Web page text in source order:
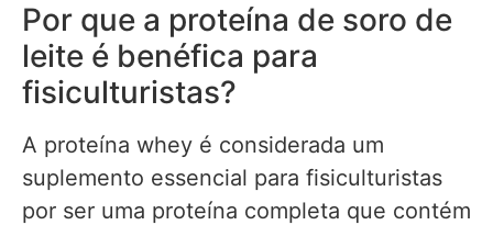
Por que a proteína de soro de
leite é benéfica para
fisiculturistas?
A proteína whey é considerada um
suplemento essencial para fisiculturistas
por ser uma proteína completa que contém